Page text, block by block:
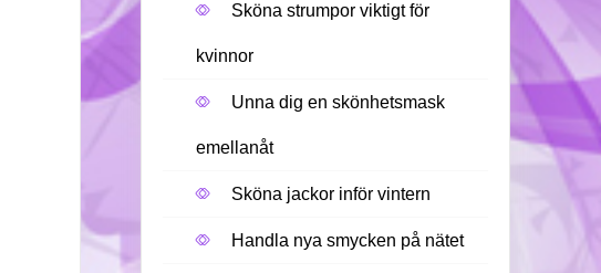
Sköna strumpor viktigt för
kvinnor
Unna dig en skönhetsmask
emellanåt
Sköna jackor inför vintern
Handla nya smycken på nätet